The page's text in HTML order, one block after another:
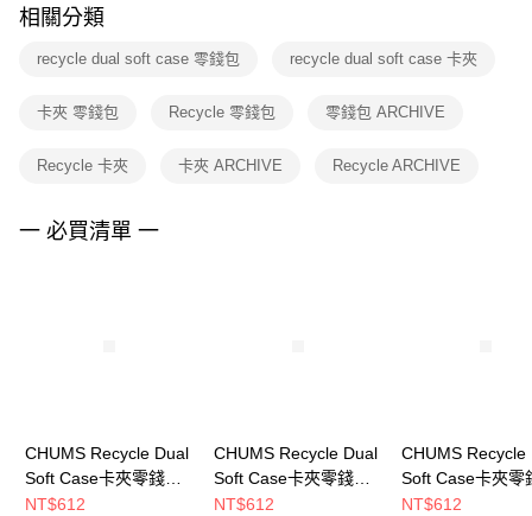
※ 交易是否成功請以「AFTEE先享後付 」之結帳頁面顯示為準，若有關於
是否繳費成功／繳費後需取消欲退款等相關疑問，請聯繫「AFTEE先享後付
客戶支援中心」https://netprotections.freshdesk.com/support/home
１．透過由恩沛科技股份有限公司提供之「AFTEE先享後付」服務完成之交
權轉讓予恩沛科技股份有限公司。
３．未成年的使用者請事先徵得法定代理人或監護人之同意方可使用
「AFTEE先享後付」，若未經同意申辦者引起之損失，本公司不負相關責
相關分類
recycle dual soft case 零錢包 recycle dual soft case 卡夾
卡夾 零錢包 Recycle 零錢包 零錢包 ARCHIVE
Recycle 卡夾 卡夾 ARCHIVE Recycle ARCHIVE
一 必買清單 一
CHUMS Recycle Dual
Soft Case卡夾零錢包
米灰色
NT$612
CHUMS Recycle Dual
Soft Case卡夾零錢包
Circus
NT$612
CHUMS Recycle
Soft Case卡夾零
黑色
NT$612